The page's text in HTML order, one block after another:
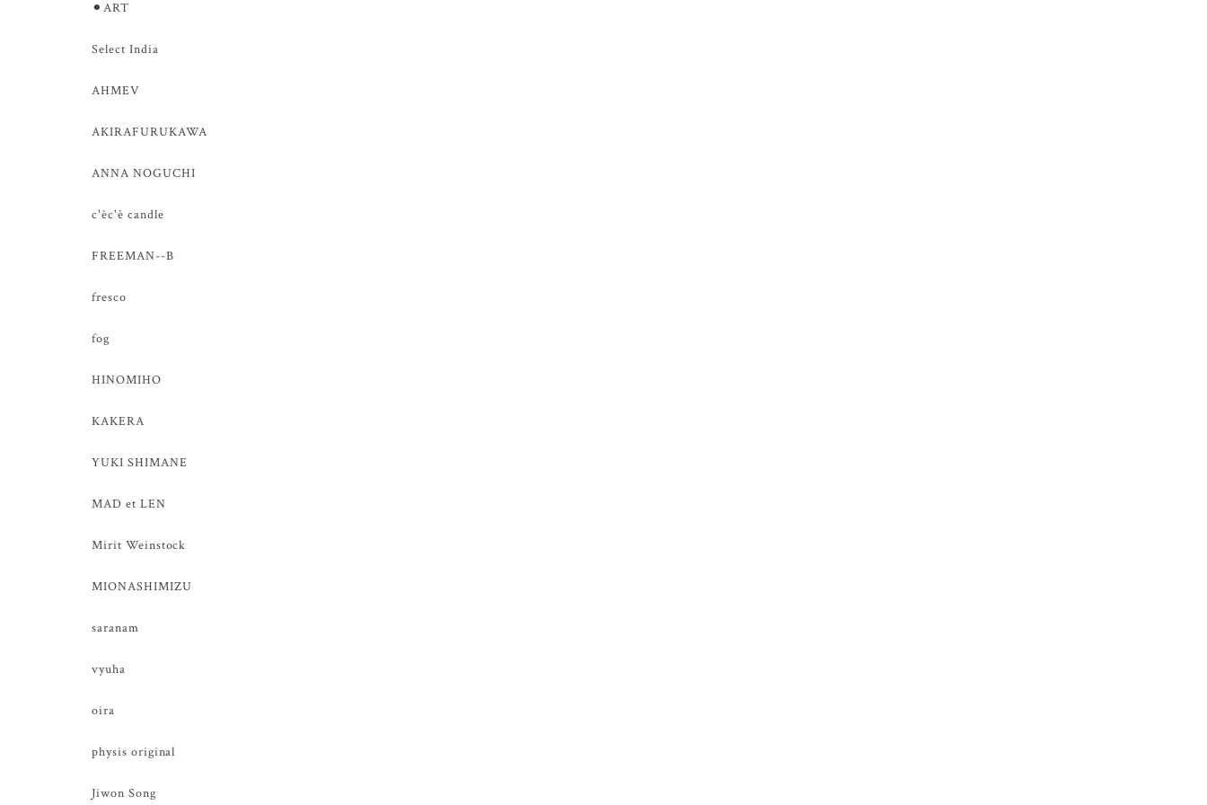
⚫︎ART
Select India
AHMEV
AKIRAFURUKAWA
ANNA NOGUCHI
c'èc'è candle
FREEMAN--B
fresco
fog
HINOMIHO
KAKERA
YUKI SHIMANE
MAD et LEN
Mirit Weinstock
MIONASHIMIZU
saranam
vyuha
oira
physis original
Jiwon Song